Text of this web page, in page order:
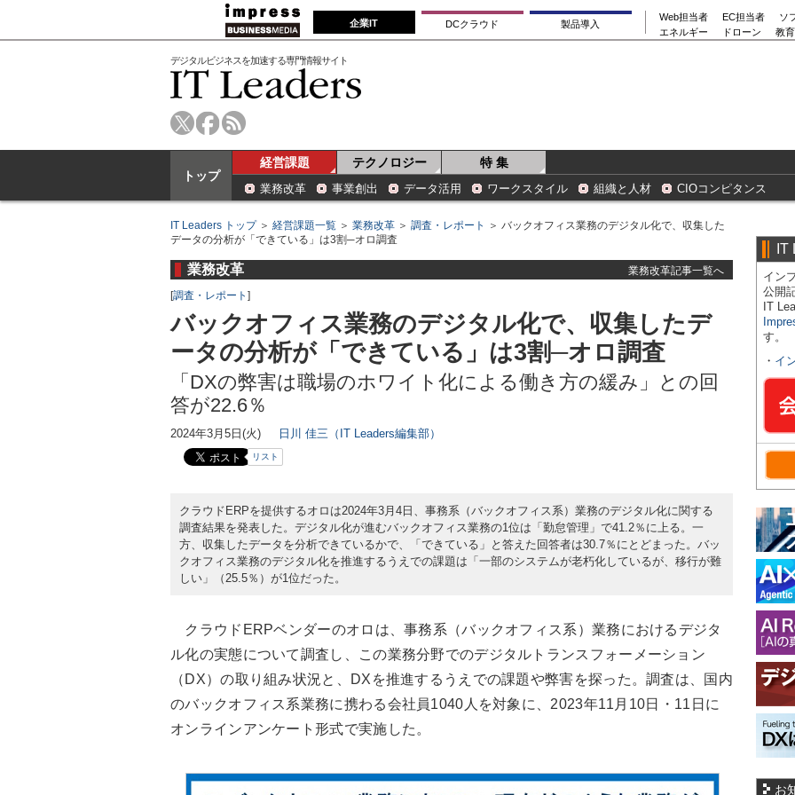
企業IT DCクラウド 製品導入
Web担当者 EC担当者
ソ
エネルギー
ドローン 教
デジタルビジネスを加速する専門情報サイト
トップ
経営課題 テクノロジー 特 集
業務改革 事業創出 データ活用 ワークスタイル 組織と人材 CIOコンピタンス
IT Leaders トップ＞ 経営課題一覧 ＞ 業務改革 ＞ 調査・レポート
＞ バックオフィス業務のデジタル化で、収集した
データの分析が「できている」は3割─オロ調査
業務改革
業務改革記事一覧へ
[調査・レポート ]
バックオフィス業務のデジタル化で、収集したデ
ータの分析が「できている」は3割─オロ調査
「DXの弊害は職場のホワイト化による働き方の緩み」との回
答が22.6％
2024年3月5日(火) 日川 佳三（IT Leaders編集部）
リスト
クラウドERPを提供するオロは2024年3月4日、事務系（バックオフィス系）業務のデジタル化に関する
調査結果を発表した。デジタル化が進むバックオフィス業務の1位は「勤怠管理」で41.2％に上る。一
方、収集したデータを分析できているかで、「できている」と答えた回答者は30.7％にとどまった。バッ
クオフィス業務のデジタル化を推進するうえでの課題は「一部のシステムが老朽化しているが、移行が難
しい」（25.5％）が1位だった。
クラウドERPベンダーのオロは、事務系（バックオフィス系）業務におけるデジタ
ル化の実態について調査し、この業務分野でのデジタルトランスフォーメーション
（DX）の取り組み状況と、DXを推進するうえでの課題や弊害を探った。調査は、国内
のバックオフィス系業務に携わる会社員1040人を対象に、2023年11月10日・11日に
オンラインアンケート形式で実施した。
IT
イン
公開
IT
す。
・ イ
お